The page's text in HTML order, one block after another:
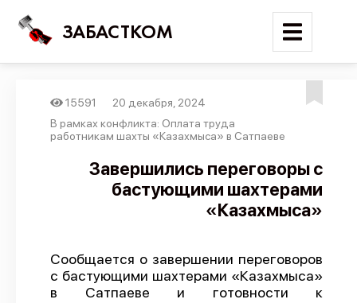
ЗАБАСТКОМ
Войти
Поиск
Новости
Карта событий
Отчеты
Предложить публикацию
15591
20 декабря, 2024
В рамках конфликта: Оплата труда
работникам шахты «Казахмыса» в Сатпаеве
Завершились переговоры с
бастующими шахтерами
«Казахмыса»
Сообщается о завершении переговоров
с бастующими шахтерами «Казахмыса»
в Сатпаеве и готовности к